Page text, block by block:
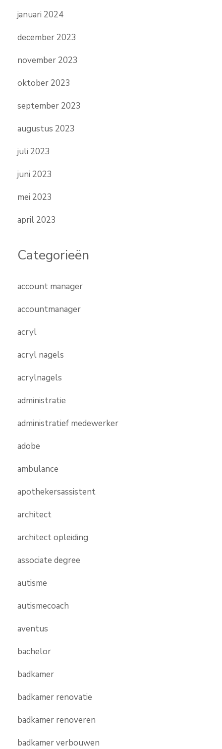
januari 2024
december 2023
november 2023
oktober 2023
september 2023
augustus 2023
juli 2023
juni 2023
mei 2023
april 2023
Categorieën
account manager
accountmanager
acryl
acryl nagels
acrylnagels
administratie
administratief medewerker
adobe
ambulance
apothekersassistent
architect
architect opleiding
associate degree
autisme
autismecoach
aventus
bachelor
badkamer
badkamer renovatie
badkamer renoveren
badkamer verbouwen